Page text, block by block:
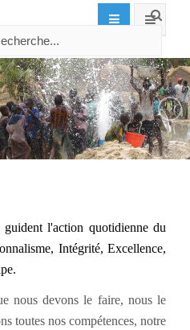
l'action quotidienne du
Intégrité, Excellence,
nous devons le faire, nous le
toutes nos compétences, notre